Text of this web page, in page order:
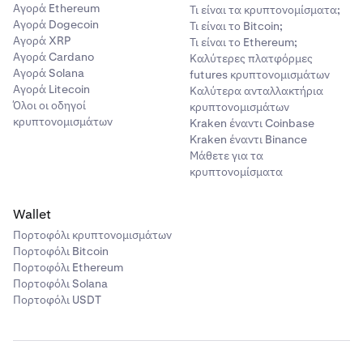
Αγορά Ethereum
Αγορά Dogecoin
Αγορά XRP
Αγορά Cardano
Αγορά Solana
Αγορά Litecoin
Όλοι οι οδηγοί
κρυπτονομισμάτων
Τι είναι τα κρυπτονομίσματα;
Τι είναι το Bitcoin;
Τι είναι το Ethereum;
Καλύτερες πλατφόρμες
futures κρυπτονομισμάτων
Καλύτερα ανταλλακτήρια
κρυπτονομισμάτων
Kraken έναντι Coinbase
Kraken έναντι Binance
Μάθετε για τα
κρυπτονομίσματα
Wallet
Πορτοφόλι κρυπτονομισμάτων
Πορτοφόλι Bitcoin
Πορτοφόλι Ethereum
Πορτοφόλι Solana
Πορτοφόλι USDT